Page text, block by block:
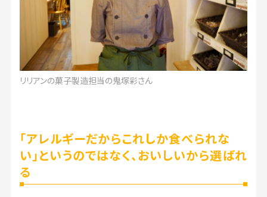
リリアンの菓子製造担当の鬼塚彩さん
「アレルギーだからこれしか食べられな
い」というのではなく、おいしいから選ばれ
る